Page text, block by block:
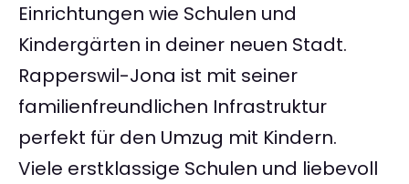
Einrichtungen wie Schulen und
Kindergärten in deiner neuen Stadt.
Rapperswil-Jona ist mit seiner
familienfreundlichen Infrastruktur
perfekt für den Umzug mit Kindern.
Viele erstklassige Schulen und liebevoll